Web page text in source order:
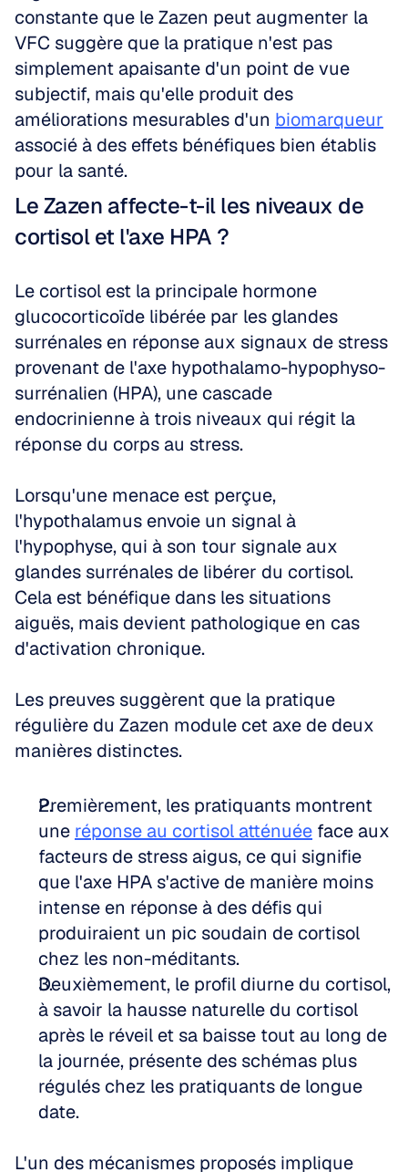
constante que le Zazen peut augmenter la
VFC suggère que la pratique n'est pas
simplement apaisante d'un point de vue
subjectif, mais qu'elle produit des
améliorations mesurables d'un biomarqueur
associé à des effets bénéfiques bien établis
pour la santé.
Le Zazen affecte-t-il les niveaux de
cortisol et l'axe HPA ?
Le cortisol est la principale hormone
glucocorticoïde libérée par les glandes
surrénales en réponse aux signaux de stress
provenant de l'axe hypothalamo-hypophyso-
surrénalien (HPA), une cascade
endocrinienne à trois niveaux qui régit la
réponse du corps au stress.
Lorsqu'une menace est perçue,
l'hypothalamus envoie un signal à
l'hypophyse, qui à son tour signale aux
glandes surrénales de libérer du cortisol.
Cela est bénéfique dans les situations
aiguës, mais devient pathologique en cas
d'activation chronique.
Les preuves suggèrent que la pratique
régulière du Zazen module cet axe de deux
manières distinctes.
Premièrement, les pratiquants montrent
une réponse au cortisol atténuée face aux
facteurs de stress aigus, ce qui signifie
que l'axe HPA s'active de manière moins
intense en réponse à des défis qui
produiraient un pic soudain de cortisol
chez les non-méditants.
Deuxièmement, le profil diurne du cortisol,
à savoir la hausse naturelle du cortisol
après le réveil et sa baisse tout au long de
la journée, présente des schémas plus
régulés chez les pratiquants de longue
date.
L'un des mécanismes proposés implique